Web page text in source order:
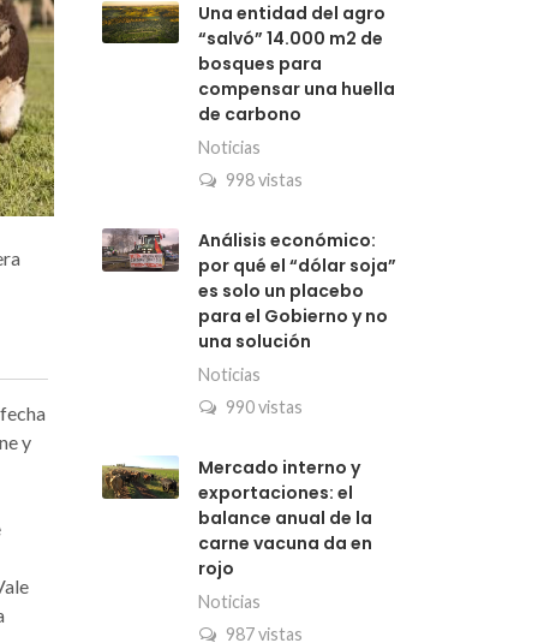
y
Una entidad del agro
“salvó” 14.000 m2 de
bosques para
compensar una huella
de carbono
Noticias
998 vistas
Análisis económico:
por qué el “dólar soja”
es solo un placebo
para el Gobierno y no
una solución
Noticias
990 vistas
Mercado interno y
exportaciones: el
balance anual de la
carne vacuna da en
rojo
Noticias
987 vistas